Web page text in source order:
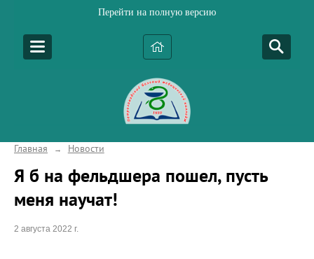
Перейти на полную версию
Главная → Новости
Я б на фельдшера пошел, пусть
меня научат!
2 августа 2022 г.